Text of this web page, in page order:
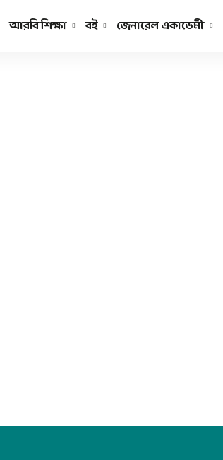
আরবি শিক্ষা বই জেনারেল একাডেমী